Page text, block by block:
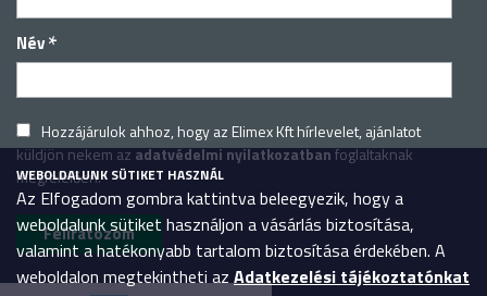
Név*
Hozzájárulok ahhoz, hogy az Elimex Kft hírlevelet, ajánlatot
küldjön nekem azadatvédelmi nyilatkozatbanfoglaltaknak
megfelelően.
WEBOLDALUNK SÜTIKET HASZNÁL
Az Elfogadom gombra kattintva beleegyezik, hogy a
weboldalunk sütiket használjon a vásárlás biztosítása,
valamint a hatékonyabb tartalom biztosítása érdekében. A
weboldalon megtekintheti az Adatkezelési tájékoztatónkat